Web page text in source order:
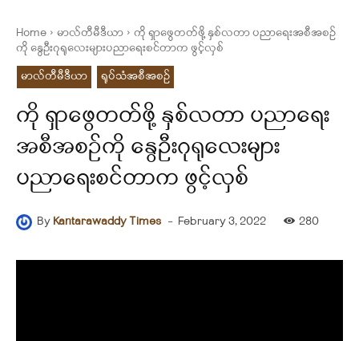
Home မာလ်တီမီဒီယာ
ကို ရှာဖွေတတ်ဖို့ နှစ်လတာ ပညာရေးအစီအစဉ်
ကို နွေဦးဂုရုလေးများပညာရေးစင်တာက ဖွင့်လှစ်
မာလ်တီမီဒီယာ
ရုပ်သံအစီအစဉ်
ကို ရှာဖွေတတ်ဖို့ နှစ်လတာ ပညာရေး
အစီအစဉ်ကို နွေဦးဂုရုလေးများ
ပညာရေးစင်တာက ဖွင့်လှစ်
By Kantarawaddy Times - February 3, 2022 280